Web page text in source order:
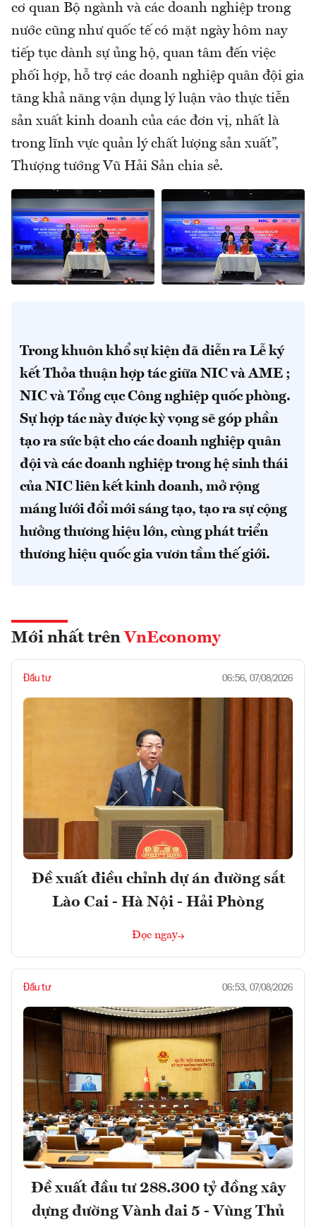
cơ quan Bộ ngành và các doanh nghiệp trong
nước cũng như quốc tế có mặt ngày hôm nay
tiếp tục dành sự ủng hộ, quan tâm đến việc
phối hợp, hỗ trợ các doanh nghiệp quân đội gia
tăng khả năng vận dụng lý luận vào thực tiễn
sản xuất kinh doanh của các đơn vị, nhất là
trong lĩnh vực quản lý chất lượng sản xuất”,
Thượng tướng Vũ Hải Sản chia sẻ.
Trong khuôn khổ sự kiện đã diễn ra Lễ ký
kết Thỏa thuận hợp tác giữa NIC và AME ;
NIC và Tổng cục Công nghiệp quốc phòng.
Sự hợp tác này được kỳ vọng sẽ góp phần
tạo ra sức bật cho các doanh nghiệp quân
đội và các doanh nghiệp trong hệ sinh thái
của NIC liên kết kinh doanh, mở rộng
máng lưới đổi mới sáng tạo, tạo ra sự cộng
hưởng thương hiệu lớn, cùng phát triển
thương hiệu quốc gia vươn tầm thế giới.
Mới nhất trên VnEconomy
Đầu tư 06:56, 07/08/2026
Đề xuất điều chỉnh dự án đường sắt
Lào Cai - Hà Nội - Hải Phòng
Đọc ngay
Đầu tư 06:53, 07/08/2026
Đề xuất đầu tư 288.300 tỷ đồng xây
dựng đường Vành đai 5 - Vùng Thủ